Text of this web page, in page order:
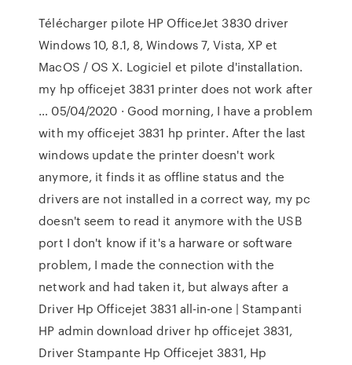
Télécharger pilote HP OfficeJet 3830 driver
Windows 10, 8.1, 8, Windows 7, Vista, XP et
MacOS / OS X. Logiciel et pilote d'installation.
my hp officejet 3831 printer does not work after
… 05/04/2020 · Good morning, I have a problem
with my officejet 3831 hp printer. After the last
windows update the printer doesn't work
anymore, it finds it as offline status and the
drivers are not installed in a correct way, my pc
doesn't seem to read it anymore with the USB
port I don't know if it's a harware or software
problem, I made the connection with the
network and had taken it, but always after a
Driver Hp Officejet 3831 all-in-one | Stampanti
HP admin download driver hp officejet 3831,
Driver Stampante Hp Officejet 3831, Hp